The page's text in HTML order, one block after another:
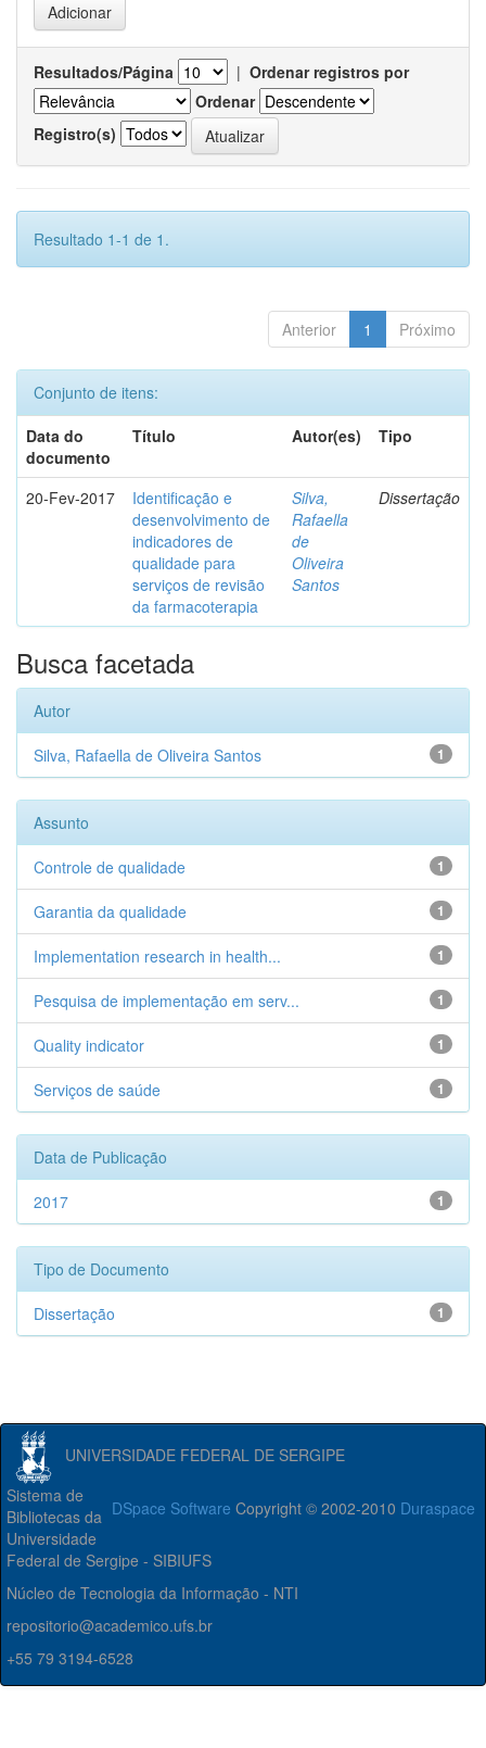
Resultados/Página | Ordenar registros por
Ordenar
Registro(s)
Resultado 1-1 de 1.
Anterior 1 Próximo
Conjunto de itens:
Data do
documento
Título Autor(es) Tipo
20-Fev-2017
Identificação e
desenvolvimento de
indicadores de
qualidade para
serviços de revisão
da farmacoterapia
Silva,
Rafaella
de
Oliveira
Santos
Dissertação
Busca facetada
Autor
1
Silva, Rafaella de Oliveira Santos
Assunto
1
Controle de qualidade
1
Garantia da qualidade
1
Implementation research in health...
1
Pesquisa de implementação em serv...
1
Quality indicator
1
Serviços de saúde
Data de Publicação
1
2017
Tipo de Documento
1
Dissertação
UNIVERSIDADE FEDERAL DE SERGIPE
DSpace Software Copyright © 2002-2010 Duraspace
Sistema de
Bibliotecas da
Universidade
Federal de Sergipe - SIBIUFS
Núcleo de Tecnologia da Informação - NTI
repositorio@academico.ufs.br
+55 79 3194-6528